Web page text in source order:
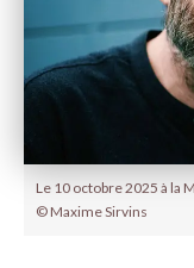
Le 10 octobre 2025 à la
© Maxime Sirvins